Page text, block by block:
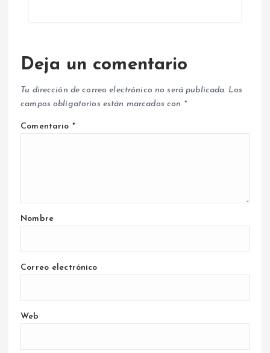
Deja un comentario
Tu dirección de correo electrónico no será publicada. Los
campos obligatorios están marcados con *
Comentario *
Nombre
Correo electrónico
Web